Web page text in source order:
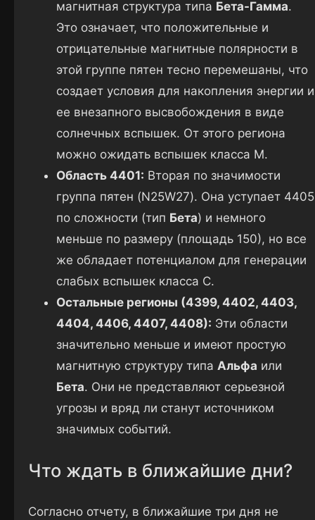
магнитная структура типа Бета-Гамма.
Это означает, что положительные и
отрицательные магнитные полярности в
этой группе пятен тесно перемешаны, что
создает условия для накопления энергии и
ее внезапного высвобождения в виде
солнечных вспышек. От этого региона
можно ожидать вспышек класса M.
Область 4401: Вторая по значимости
группа пятен (N25W27). Она уступает 4405
по сложности (тип Бета) и немного
меньше по размеру (площадь 150), но все
же обладает потенциалом для генерации
слабых вспышек класса C.
Остальные регионы (4399, 4402, 4403,
4404, 4406, 4407, 4408): Эти области
значительно меньше и имеют простую
магнитную структуру типа Альфа или
Бета. Они не представляют серьезной
угрозы и вряд ли станут источником
значимых событий.
Что ждать в ближайшие дни?
Согласно отчету, в ближайшие три дня не